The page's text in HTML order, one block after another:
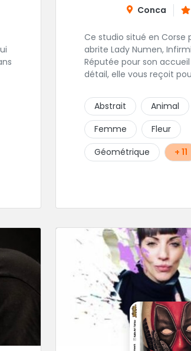
Conca
Ce studio situé en Corse
abrite Lady Numen,
Réputée pour son
détail, elle vous reçoit
ambitieux ! Foncez !
Abstrait Animal
Femme
Fleur
Géométrique
+ 11